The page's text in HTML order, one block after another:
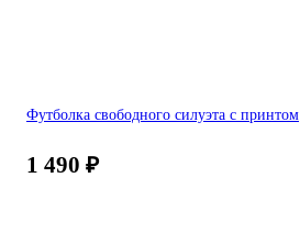
Футболка свободного силуэта с принтом
1 490 ₽